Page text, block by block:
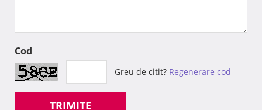
Cod
Greu de citit? Regenerare cod
TRIMITE